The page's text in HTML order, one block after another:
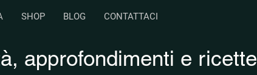
SHOP BLOG CONTATTACI
approfondimenti e ricette